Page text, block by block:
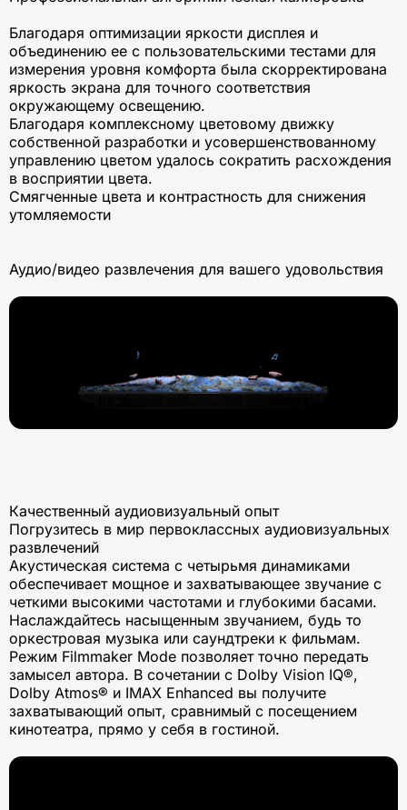
Благодаря оптимизации яркости дисплея и
объединению ее с пользовательскими тестами для
измерения уровня комфорта была скорректирована
яркость экрана для точного соответствия
окружающему освещению.
Благодаря комплексному цветовому движку
собственной разработки и усовершенствованному
управлению цветом удалось сократить расхождения
в восприятии цвета.
Смягченные цвета и контрастность для снижения
утомляемости
Аудио/видео развлечения для вашего удовольствия
Качественный аудиовизуальный опыт
Погрузитесь в мир первоклассных аудиовизуальных
развлечений
Акустическая система с четырьмя динамиками
обеспечивает мощное и захватывающее звучание с
четкими высокими частотами и глубокими басами.
Наслаждайтесь насыщенным звучанием, будь то
оркестровая музыка или саундтреки к фильмам.
Режим Filmmaker Mode позволяет точно передать
замысел автора. В сочетании с Dolby Vision IQ®,
Dolby Atmos® и IMAX Enhanced вы получите
захватывающий опыт, сравнимый с посещением
кинотеатра, прямо у себя в гостиной.